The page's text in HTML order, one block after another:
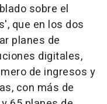
sobre el
que en los dos
planes de
digitales,
de ingresos y
con más de